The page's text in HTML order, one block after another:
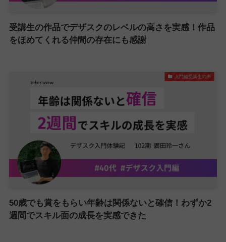
受講生の作品でデザスクのレベルの高さを実感！作品
をほめてくれる仲間の存在にも感謝
入門編受講生の声
50歳でも賞をもらい年齢は関係ないと確信！わずか2
週間でスキル面の成長を実感できた